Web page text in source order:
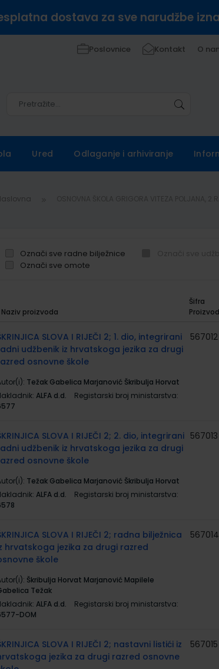
dostava za sve narudžbe
Poslovnice Kontakt O
Ured Odlaganje i arhiviranje
Označi sve radne bilježnice
Označi sve omote
Naziv proizvoda
Šifra
SLOVA I RIJEČI 2; 1. dio, integrirani
udžbenik iz hrvatskoga jezika za drugi
osnovne škole
Težak Gabelica Marjanović Škribulja Horvat
ALFA d.d.
Registarski broj ministarstva:
567012
SLOVA I RIJEČI 2; 2. dio, integrirani
udžbenik iz hrvatskoga jezika za drugi
osnovne škole
Težak Gabelica Marjanović Škribulja Horvat
ALFA d.d.
Registarski broj ministarstva:
567013
SLOVA I RIJEČI 2; radna bilježnica
hrvatskoga jezika za drugi razred
škole
Škribulja Horvat Marjanović Mapilele
Težak
ALFA d.d.
Registarski broj ministarstva:
DOM
567014
SLOVA I RIJEČI 2; nastavni listići iz
jezika za drugi razred osnovne
567015